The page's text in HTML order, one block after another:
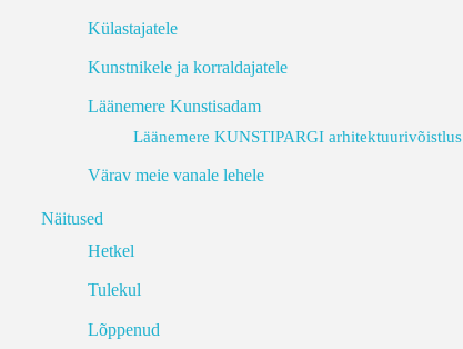
Külastajatele
Kunstnikele ja korraldajatele
Läänemere Kunstisadam
Läänemere KUNSTIPARGI arhitektuurivõistlus
Värav meie vanale lehele
Näitused
Hetkel
Tulekul
Lõppenud